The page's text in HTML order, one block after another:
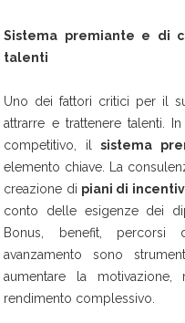
Sistema premiante e di
talenti
Uno dei fattori critici per il
attrarre e trattenere talenti.
competitivo, il
sistema
elemento chiave. La
creazione di piani di
conto delle esigenze dei
Bonus, benefit,
avanzamento sono
aumentare la
rendimento complessivo.